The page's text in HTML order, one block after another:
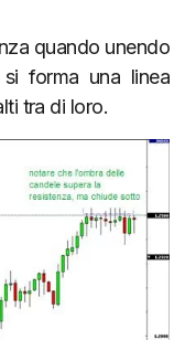
quando unendo
forma una linea
tra di loro.